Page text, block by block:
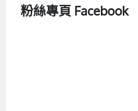
粉絲專頁 Facebook